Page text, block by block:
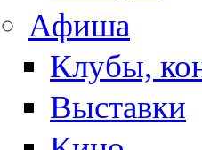
Афиша
Клубы,
Выставки